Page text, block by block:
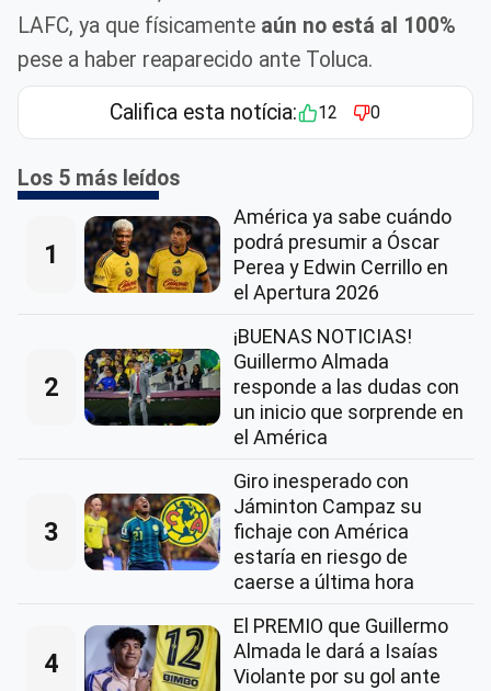
LAFC, ya que físicamente aún no está al 100%
pese a haber reaparecido ante Toluca.
Califica esta notícia: 12 0
Los 5 más leídos
1
América ya sabe cuándo
podrá presumir a Óscar
Perea y Edwin Cerrillo en
el Apertura 2026
2
¡BUENAS NOTICIAS!
Guillermo Almada
responde a las dudas con
un inicio que sorprende en
el América
3
Giro inesperado con
Jáminton Campaz su
fichaje con América
estaría en riesgo de
caerse a última hora
4
El PREMIO que Guillermo
Almada le dará a Isaías
Violante por su gol ante